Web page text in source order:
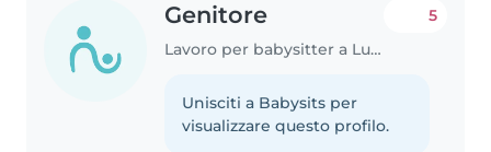
Genitore
Lavoro per babysitter a Lucca
5
Unisciti a Babysits per
visualizzare questo profilo.